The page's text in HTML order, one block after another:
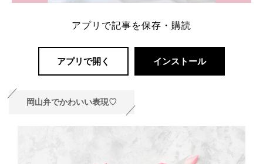
アプリで記事を保存・購読
アプリで開く インストール
岡山弁でかわいい表現♡